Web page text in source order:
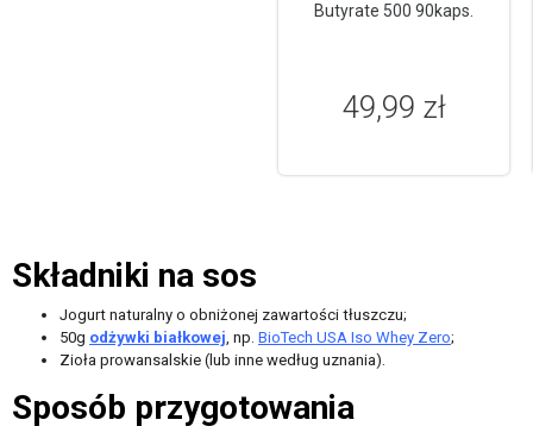
Butyrate 500 90kaps.
49,99 zł
Składniki na sos
Jogurt naturalny o obniżonej zawartości tłuszczu;
50g odżywki białkowej, np. BioTech USA Iso Whey Zero;
Zioła prowansalskie (lub inne według uznania).
Sposób przygotowania